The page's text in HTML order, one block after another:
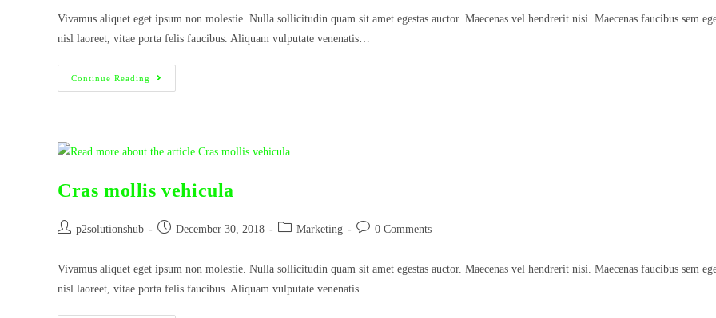
Vivamus aliquet eget ipsum non molestie. Nulla sollicitudin quam sit amet egestas auctor. Maecenas vel hendrerit nisi. Maecenas faucibus sem
nisl laoreet, vitae porta felis faucibus. Aliquam vulputate venenatis…
Continue Reading
Habitant
Morbi
Cras mollis vehicula
Post p2solutionshub
Post December 30, 2018
Post Marketing
Post 0 Comments
Vivamus aliquet eget ipsum non molestie. Nulla sollicitudin quam sit amet egestas auctor. Maecenas vel hendrerit nisi. Maecenas faucibus sem
nisl laoreet, vitae porta felis faucibus. Aliquam vulputate venenatis…